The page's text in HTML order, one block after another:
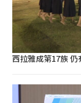
西拉雅成第17族